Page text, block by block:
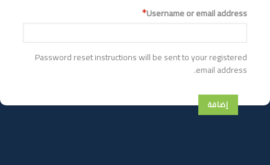
Username or email address
Password reset instructions will be sent to your registered
email address.